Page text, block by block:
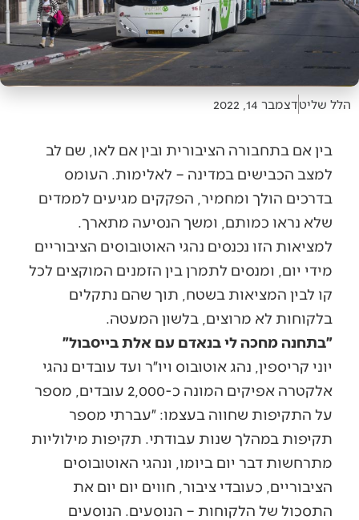
הלל שליטדצמבר 14, 2022
בין אם בתחבורה הציבורית ובין אם לאו, שם לב
למצב הכבישים במדינה – לאלימות. העומס
בדרכים הולך ומחמיר, הפקקים מגיעים לממדים
שלא נראו כמותם, ומשך הנסיעה מתארך.
למציאות הזו נכנסים נהגי האוטובוסים הציבוריים
מידי יום, ומנסים לתמרן בין הזמנים המוקצים לכל
קו לבין המציאות בשטח, תוך שהם נתקלים
בלקוחות לא מרוצים, בלשון המעטה.
״בתחנה מחכה לי בנאדם עם אלת בייסבול״
יוני קריספין, נהג אוטובוס ויו״ר ועד עובדים נהגי
אלקטרה אפיקים המונה כ-2,000 עובדים, מספר
על התקיפות שחווה בעצמו: ״עברתי מספר
תקיפות במהלך שנות עבודתי. תקיפות מילוליות
מתרחשות דבר יום ביומו, ונהגי האוטובוסים
הציבוריים, כעובדי ציבור, חווים יום יום את
התסכול של הלקוחות – הנוסעים. הנוסעים